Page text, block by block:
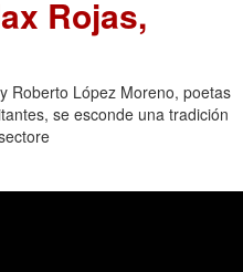
Rojas,
Roberto López Moreno, poetas
se esconde una tradición